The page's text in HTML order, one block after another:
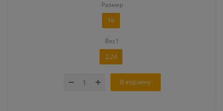
Размер
16
Вес1
2,24
В корзину